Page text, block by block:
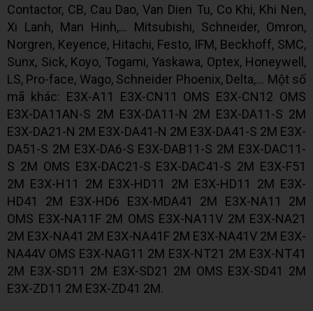
Contactor, CB, Cau Dao, Van Dien Tu, Co Khi, Khi Nen,
Xi Lanh, Man Hinh,... Mitsubishi, Schneider, Omron,
Norgren, Keyence, Hitachi, Festo, IFM, Beckhoff, SMC,
Sunx, Sick, Koyo, Togami, Yaskawa, Optex, Honeywell,
LS, Pro-face, Wago, Schneider Phoenix, Delta,... Một số
mã khác: E3X-A11 E3X-CN11 OMS E3X-CN12 OMS
E3X-DA11AN-S 2M E3X-DA11-N 2M E3X-DA11-S 2M
E3X-DA21-N 2M E3X-DA41-N 2M E3X-DA41-S 2M E3X-
DA51-S 2M E3X-DA6-S E3X-DAB11-S 2M E3X-DAC11-
S 2M OMS E3X-DAC21-S E3X-DAC41-S 2M E3X-F51
2M E3X-H11 2M E3X-HD11 2M E3X-HD11 2M E3X-
HD41 2M E3X-HD6 E3X-MDA41 2M E3X-NA11 2M
OMS E3X-NA11F 2M OMS E3X-NA11V 2M E3X-NA21
2M E3X-NA41 2M E3X-NA41F 2M E3X-NA41V 2M E3X-
NA44V OMS E3X-NAG11 2M E3X-NT21 2M E3X-NT41
2M E3X-SD11 2M E3X-SD21 2M OMS E3X-SD41 2M
E3X-ZD11 2M E3X-ZD41 2M.